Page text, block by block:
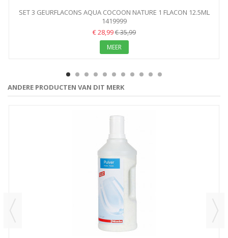
SET 3 GEURFLACONS AQUA COCOON NATURE 1 FLACON 12.5ML
50...
1419999
€ 28,99€ 35,99
MEER
ANDERE PRODUCTEN VAN DIT MERK